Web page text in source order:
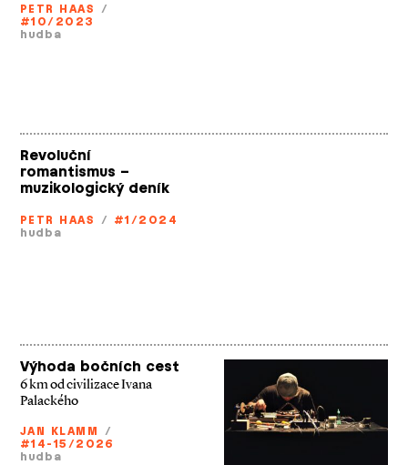
PETR HAAS /
#10/2023
hudba
Revoluční
romantismus –
muzikologický deník
PETR HAAS / #1/2024
hudba
Výhoda bočních cest
6 km od civilizace Ivana
Palackého
JAN KLAMM /
#14-15/2026
hudba